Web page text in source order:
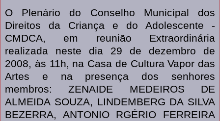
O Plenário do Conselho Municipal dos
Direitos da Criança e do Adolescente -
CMDCA, em reunião Extraordinária
realizada neste dia 29 de dezembro de
2008, às 11h, na Casa de Cultura Vapor das
Artes e na presença dos senhores
membros: ZENAIDE MEDEIROS DE
ALMEIDA SOUZA, LINDEMBERG DA SILVA
BEZERRA, ANTONIO RGÉRIO FERREIRA